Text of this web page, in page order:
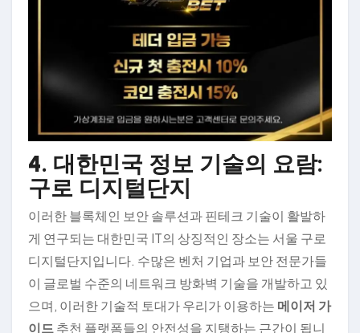
4. 대한민국 정보 기술의 요람:
구로 디지털단지
이러한 블록체인 보안 솔루션과 핀테크 기술이 활발하
게 연구되는 대한민국 IT의 상징적인 장소는 서울 구로
디지털단지입니다. 수많은 벤처 기업과 보안 전문가들
이 글로벌 수준의 네트워크 방화벽 기술을 개발하고 있
으며, 이러한 기술적 토대가 우리가 이용하는 메이저 가
이드추천 플랫폼들의 안전성을 지탱하는 근간이 됩니